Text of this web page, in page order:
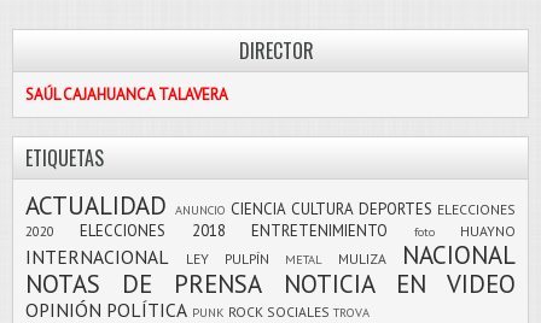
DIRECTOR
SAÚL CAJAHUANCA TALAVERA
ETIQUETAS
ACTUALIDAD ANUNCIO CIENCIA CULTURA DEPORTES ELECCIONES
2020
ELECCIONES 2018 ENTRETENIMIENTO foto HUAYNO
INTERNACIONAL LEY PULPÍN METAL MULIZA
NACIONAL
NOTAS DE PRENSA
NOTICIA EN VIDEO
OPINIÓN POLÍTICA PUNK ROCK SOCIALES TROVA